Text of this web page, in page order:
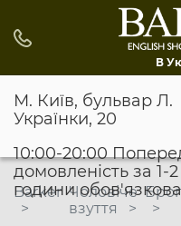
В
М. Київ, бульвар Л.
Українки, 20
10:00-20:00
домовленість за 1-2
години обов'язкова
Barker Чоловіче
взуття